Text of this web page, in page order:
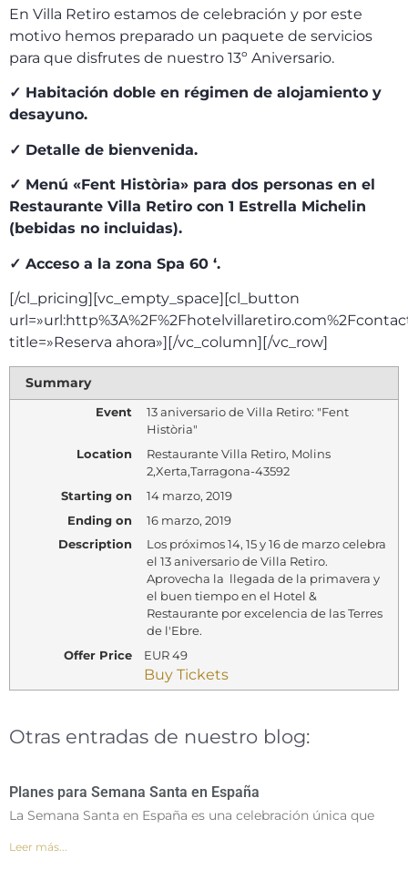
En Villa Retiro estamos de celebración y por este
motivo hemos preparado un paquete de servicios
para que disfrutes de nuestro 13º Aniversario.
✓ Habitación doble en régimen de alojamiento y
desayuno.
✓ Detalle de bienvenida.
✓ Menú «Fent Història» para dos personas en el
Restaurante Villa Retiro con 1 Estrella Michelin
(bebidas no incluidas).
✓ Acceso a la zona Spa 60 ‘.
[/cl_pricing][vc_empty_space][cl_button
title=»Reserva ahora»][/vc_column][/vc_row]
Summary
Event
13 aniversario de Villa Retiro: "Fent
Història"
Location
Restaurante Villa Retiro, Molins
2,Xerta,Tarragona-43592
Starting on
14 marzo, 2019
Ending on
16 marzo, 2019
Description
Los próximos 14, 15 y 16 de marzo celebra
el 13 aniversario de Villa Retiro.
Aprovecha la llegada de la primavera y
el buen tiempo en el Hotel &
Restaurante por excelencia de las Terres
de l'Ebre.
Offer Price
EUR49
Buy Tickets
Otras entradas de nuestro blog:
Planes para Semana Santa en España
La Semana Santa en España es una celebración única que
Leer más...